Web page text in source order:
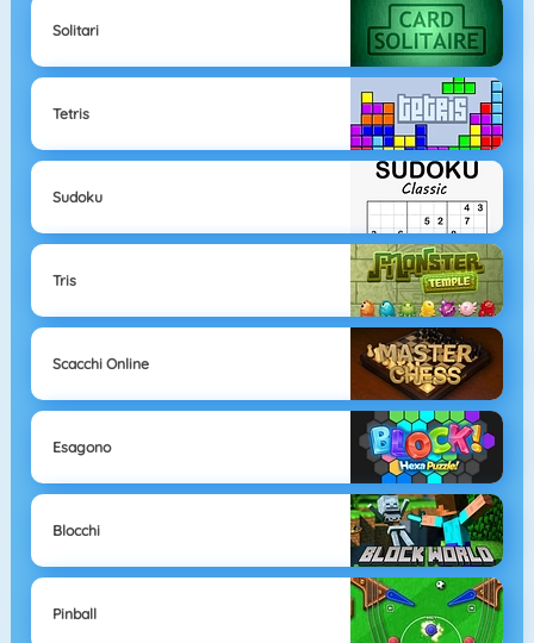
Solitari
Tetris
Sudoku
Tris
Scacchi Online
Esagono
Blocchi
Pinball